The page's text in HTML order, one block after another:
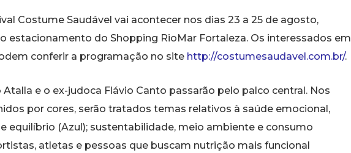
Costume Saudável vai acontecer nos dias 23 a 25 de agosto,
estacionamento do Shopping RioMar Fortaleza. Os interessados em
conferir a programação no site http://costumesaudavel.com.br/.
e o ex-judoca Flávio Canto passarão pelo palco central. Nos
por cores, serão tratados temas relativos à saúde emocional,
equilíbrio (Azul); sustentabilidade, meio ambiente e consumo
atletas e pessoas que buscam nutrição mais funcional